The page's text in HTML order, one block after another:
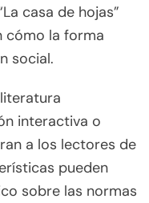
casa de hojas”
cómo la forma
social.
interactiva o
a los lectores de
pueden
sobre las normas